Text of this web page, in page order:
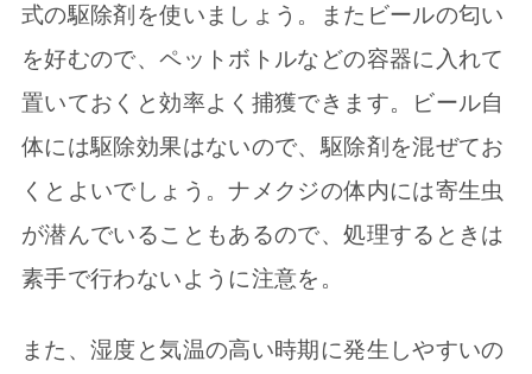
式の駆除剤を使いましょう。またビールの匂い
を好むので、ペットボトルなどの容器に入れて
置いておくと効率よく捕獲できます。ビール自
体には駆除効果はないので、駆除剤を混ぜてお
くとよいでしょう。ナメクジの体内には寄生虫
が潜んでいることもあるので、処理するときは
素手で行わないように注意を。
また、湿度と気温の高い時期に発生しやすいの